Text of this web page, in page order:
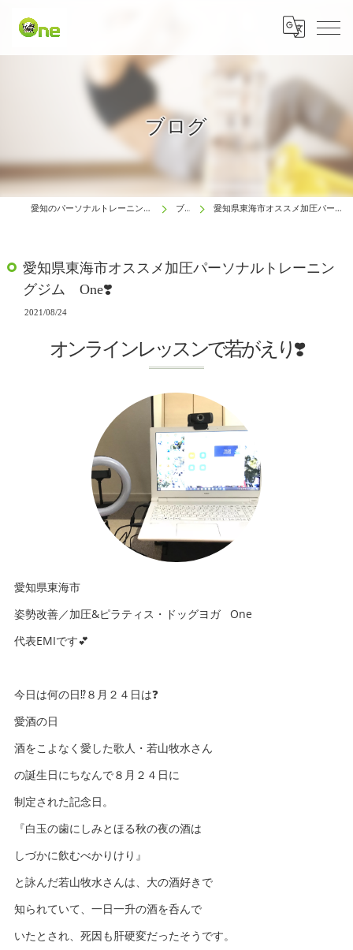
ブログ
愛知のパーソナルトレーニングは生涯動ける体研究所 One ブログ 愛知県東海市オススメ加圧パーソナルトレーニングジム One❣️
愛知県東海市オススメ加圧パーソナルトレーニン
グジム One❣️
2021/08/24
オンラインレッスンで若がえり❣️
愛知県東海市
姿勢改善／加圧&ピラティス・ドッグヨガ One
代表EMIです💕
今日は何の日⁉️８月２４日は❓
愛酒の日
酒をこよなく愛した歌人・若山牧水さん
の誕生日にちなんで８月２４日に
制定された記念日。
『白玉の歯にしみとほる秋の夜の酒は
しづかに飲むべかりけり』
と詠んだ若山牧水さんは、大の酒好きで
知られていて、一日一升の酒を呑んで
いたとされ、死因も肝硬変だったそうです。